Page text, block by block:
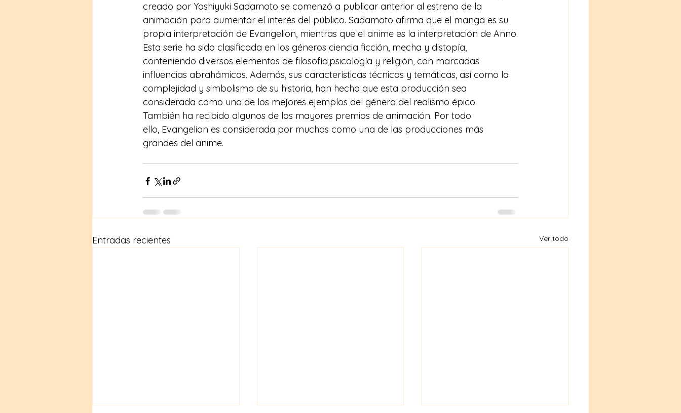
creado por Yoshiyuki Sadamoto se comenzó a publicar anterior al estreno de la
animación para aumentar el interés del público. Sadamoto afirma que el manga es su
propia interpretación de Evangelion, mientras que el anime es la interpretación de Anno.
Esta serie ha sido clasificada en los géneros ciencia ficción, mecha y distopía,
conteniendo diversos elementos de filosofía,psicología y religión, con marcadas
influencias abrahámicas. Además, sus características técnicas y temáticas, así como la
complejidad y simbolismo de su historia, han hecho que esta producción sea
considerada como uno de los mejores ejemplos del género del realismo épico.
También ha recibido algunos de los mayores premios de animación. Por todo
ello, Evangelion es considerada por muchos como una de las producciones más
grandes del anime.
Entradas recientes Ver todo